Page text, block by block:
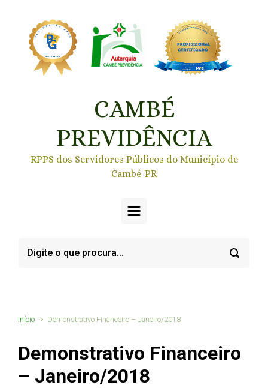
CAMBÉ
PREVIDÊNCIA
RPPS dos Servidores Públicos do Município de
Cambé-PR
Início Demonstrativo Financeiro – Janeiro/2018
Demonstrativo Financeiro
– Janeiro/2018